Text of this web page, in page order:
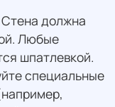
Стена должна
Любые
шпатлевкой.
специальные